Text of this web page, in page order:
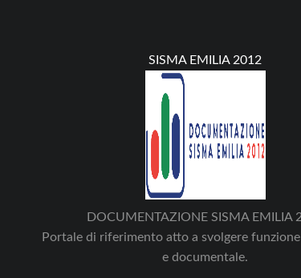
SISMA EMILIA 2012
DOCUMENTAZIONE SISMA EMILIA
Portale di riferimento atto a svolgere
e documentale.